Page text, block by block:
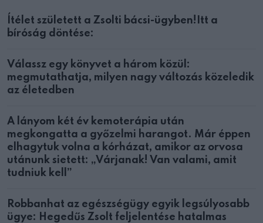
Ítélet született a Zsolti bácsi-ügyben!Itt a
bíróság döntése:
Válassz egy könyvet a három közül:
megmutathatja, milyen nagy változás közeledik
az életedben
A lányom két év kemoterápia után
megkongatta a győzelmi harangot. Már éppen
elhagytuk volna a kórházat, amikor az orvosa
utánunk sietett: „Várjanak! Van valami, amit
tudniuk kell”
Robbanhat az egészségügy egyik legsúlyosabb
ügye: Hegedűs Zsolt feljelentése hatalmas